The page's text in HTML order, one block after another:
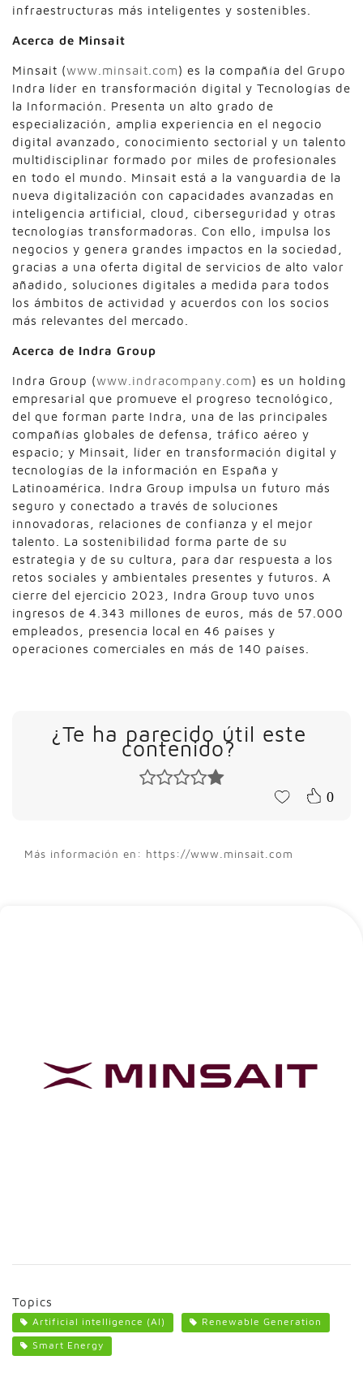
infraestructuras más inteligentes y sostenibles.
Acerca de Minsait
Minsait (www.minsait.com) es la compañía del Grupo
Indra líder en transformación digital y Tecnologías de
la Información. Presenta un alto grado de
especialización, amplia experiencia en el negocio
digital avanzado, conocimiento sectorial y un talento
multidisciplinar formado por miles de profesionales
en todo el mundo. Minsait está a la vanguardia de la
nueva digitalización con capacidades avanzadas en
inteligencia artificial, cloud, ciberseguridad y otras
tecnologías transformadoras. Con ello, impulsa los
negocios y genera grandes impactos en la sociedad,
gracias a una oferta digital de servicios de alto valor
añadido, soluciones digitales a medida para todos
los ámbitos de actividad y acuerdos con los socios
más relevantes del mercado.
Acerca de Indra Group
Indra Group (www.indracompany.com) es un holding
empresarial que promueve el progreso tecnológico,
del que forman parte Indra, una de las principales
compañías globales de defensa, tráfico aéreo y
espacio; y Minsait, líder en transformación digital y
tecnologías de la información en España y
Latinoamérica. Indra Group impulsa un futuro más
seguro y conectado a través de soluciones
innovadoras, relaciones de confianza y el mejor
talento. La sostenibilidad forma parte de su
estrategia y de su cultura, para dar respuesta a los
retos sociales y ambientales presentes y futuros. A
cierre del ejercicio 2023, Indra Group tuvo unos
ingresos de 4.343 millones de euros, más de 57.000
empleados, presencia local en 46 países y
operaciones comerciales en más de 140 países.
¿Te ha parecido útil este
contenido?
0
Más información en: https://www.minsait.com
Topics
Artificial intelligence (AI)
Renewable Generation
Smart Energy